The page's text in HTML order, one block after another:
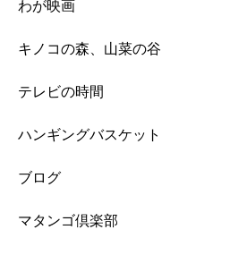
わが映画
キノコの森、山菜の谷
テレビの時間
ハンギングバスケット
ブログ
マタンゴ倶楽部